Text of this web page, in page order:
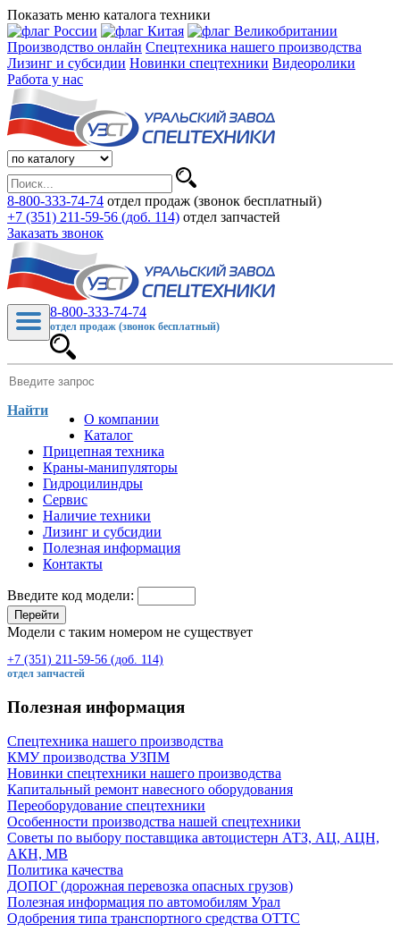
Показать меню каталога техники
Производство онлайн Спецтехника нашего производства
Лизинг и субсидии Новинки спецтехники Видеоролики
Работа у нас
8-800-333-74-74 отдел продаж (звонок бесплатный)
+7 (351) 211-59-56 (доб. 114) отдел запчастей
Заказать звонок
8-800-333-74-74
отдел продаж (звонок бесплатный)
Найти
О компании
Каталог
Прицепная техника
Краны-манипуляторы
Гидроцилиндры
Сервис
Наличие техники
Лизинг и субсидии
Полезная информация
Контакты
Введите код модели:
Перейти
Модели с таким номером не существует
+7 (351) 211-59-56 (доб. 114)
отдел запчастей
Полезная информация
Спецтехника нашего производства
КМУ производства УЗПМ
Новинки спецтехники нашего производства
Капитальный ремонт навесного оборудования
Переоборудование спецтехники
Особенности производства нашей спецтехники
Советы по выбору поставщика автоцистерн АТЗ, АЦ, АЦН,
АКН, МВ
Политика качества
ДОПОГ (дорожная перевозка опасных грузов)
Полезная информация по автомобилям Урал
Одобрения типа транспортного средства ОТТС